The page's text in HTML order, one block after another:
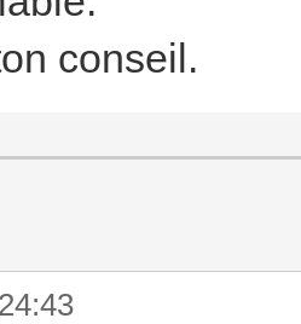
conseil.